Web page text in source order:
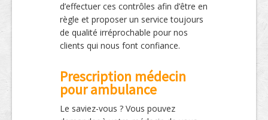
d’effectuer ces contrôles afin d’être en
règle et proposer un service toujours
de qualité irréprochable pour nos
clients qui nous font confiance.
Prescription médecin
pour ambulance
Le saviez-vous ? Vous pouvez